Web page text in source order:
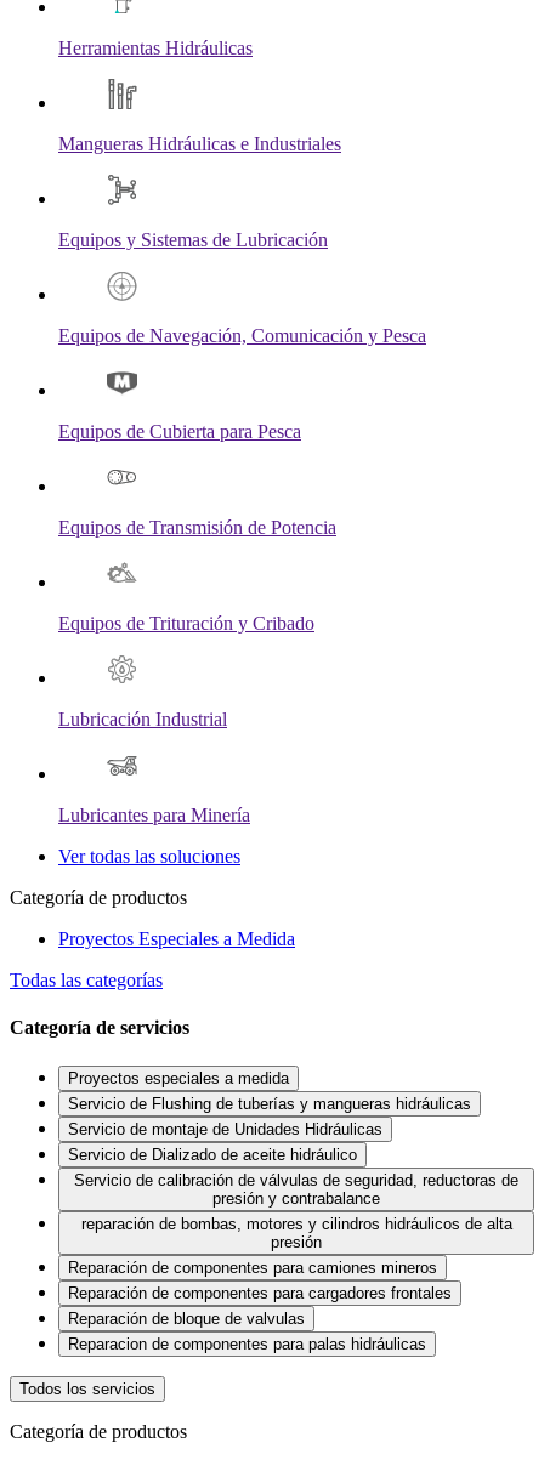
Herramientas Hidráulicas
Mangueras Hidráulicas e Industriales
Equipos y Sistemas de Lubricación
Equipos de Navegación, Comunicación y Pesca
Equipos de Cubierta para Pesca
Equipos de Transmisión de Potencia
Equipos de Trituración y Cribado
Lubricación Industrial
Lubricantes para Minería
Ver todas las soluciones
Categoría de productos
Proyectos Especiales a Medida
Todas las categorías
Categoría de servicios
Proyectos especiales a medida
Servicio de Flushing de tuberías y mangueras hidráulicas
Servicio de montaje de Unidades Hidráulicas
Servicio de Dializado de aceite hidráulico
Servicio de calibración de válvulas de seguridad, reductoras de
presión y contrabalance
reparación de bombas, motores y cilindros hidráulicos de alta
presión
Reparación de componentes para camiones mineros
Reparación de componentes para cargadores frontales
Reparación de bloque de valvulas
Reparacion de componentes para palas hidráulicas
Todos los servicios
Categoría de productos